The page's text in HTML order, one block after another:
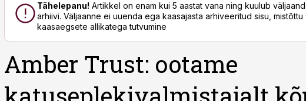
Tähelepanu! Artikkel on enam kui 5 aastat vana ning kuulub
arhiivi. Väljaanne ei uuenda ega kaasajasta arhiveeritud sisu,
kaasaegsete allikatega tutvumine
Amber Trust: ootame